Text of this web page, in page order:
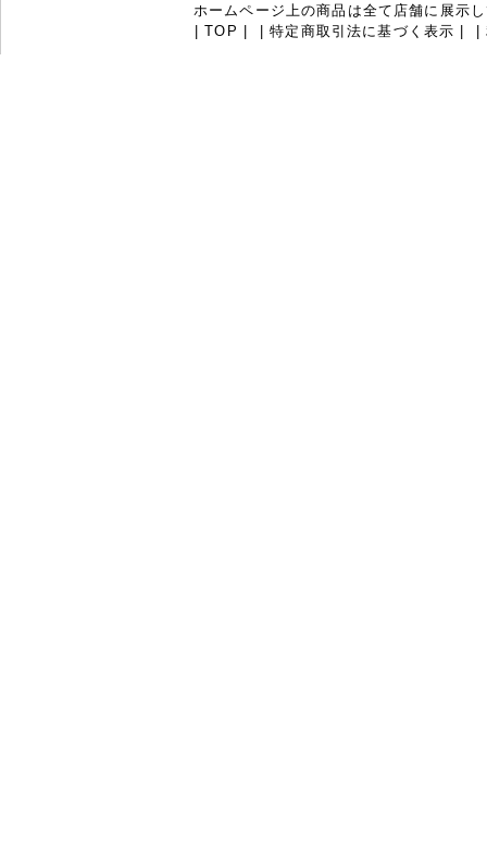
ホームページ上の商品は全て店舗に展示
|TOP | |特定商取引法に基づく表示 | |